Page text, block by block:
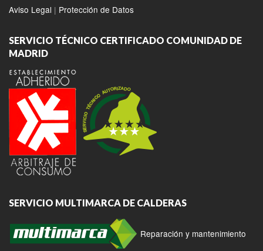
Aviso Legal | Protección de Datos
SERVICIO TÉCNICO CERTIFICADO COMUNIDAD DE
MADRID
SERVICIO MULTIMARCA DE CALDERAS
Reparación y mantenimiento